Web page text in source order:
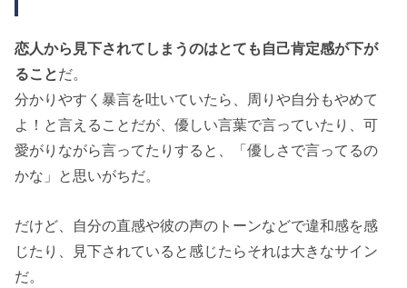
恋人から見下されてしまうのはとても自己肯定感が下が
ることだ。
分かりやすく暴言を吐いていたら、周りや自分もやめて
よ！と言えることだが、優しい言葉で言っていたり、可
愛がりながら言ってたりすると、「優しさで言ってるの
かな」と思いがちだ。
だけど、自分の直感や彼の声のトーンなどで違和感を感
じたり、見下されていると感じたらそれは大きなサイン
だ。